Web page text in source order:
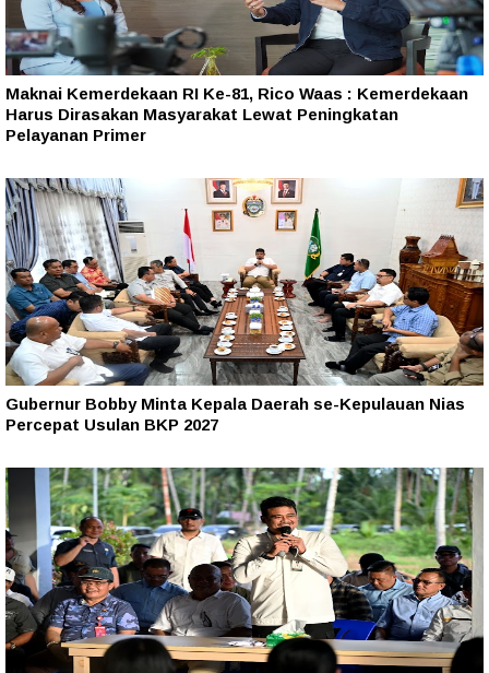
Maknai Kemerdekaan RI Ke-81, Rico Waas : Kemerdekaan
Harus Dirasakan Masyarakat Lewat Peningkatan
Pelayanan Primer
Gubernur Bobby Minta Kepala Daerah se-Kepulauan Nias
Percepat Usulan BKP 2027